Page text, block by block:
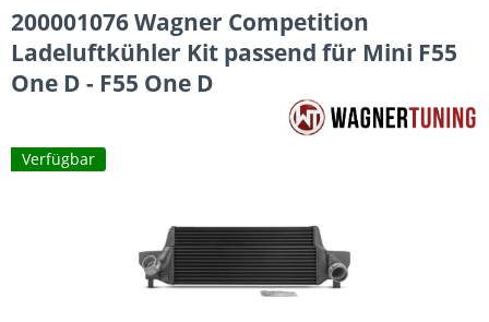
200001076 Wagner Competition
Ladeluftkühler Kit passend für Mini F55
One D - F55 One D
Verfügbar